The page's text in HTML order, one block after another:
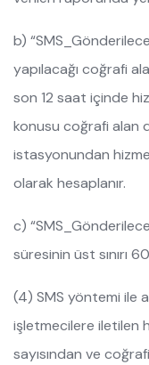
b)
yapılacağı coğrafi
son 12 saat içinde
konusu coğrafi alan
istasyonundan
olarak hesaplanır.
c)
süresinin üst sınırı
(4) SMS yöntemi ile
işletmecilere iletilen
sayısından ve